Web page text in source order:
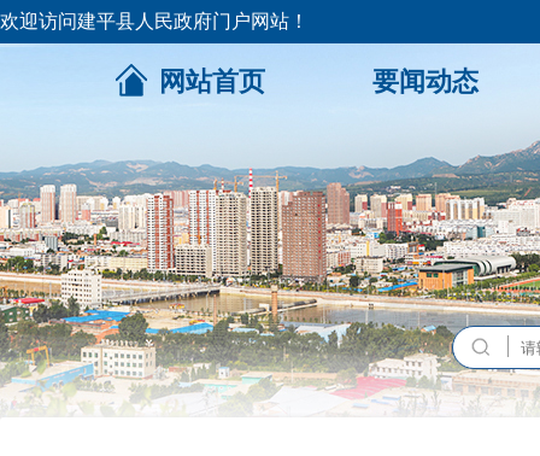
欢迎访问建平县人民政府门户网站！
网站首页 要闻动态